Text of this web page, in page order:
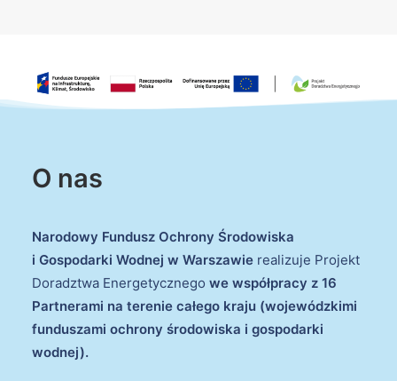
O nas
Narodowy Fundusz Ochrony Środowiska
i Gospodarki Wodnej w Warszawie realizuje Projekt
Doradztwa Energetycznego we współpracy z 16
Partnerami na terenie całego kraju (wojewódzkimi
funduszami ochrony środowiska i gospodarki
wodnej).